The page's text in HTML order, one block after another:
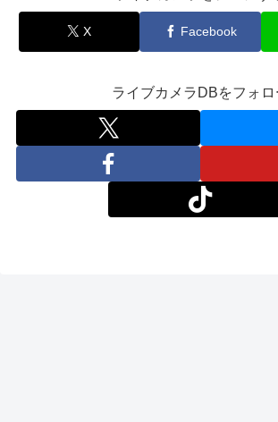
X Facebook
ライブカメラDBをフォロ